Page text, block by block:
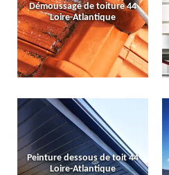
Démoussage de toiture 44
Loire-Atlantique
Peinture dessous de toit 44
Loire-Atlantique